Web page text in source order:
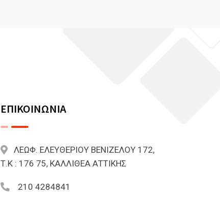
ΕΠΙΚΟΙΝΩΝΙΑ
ΛΕΩΦ. ΕΛΕΥΘΕΡΙΟΥ ΒΕΝΙΖΕΛΟΥ 172,
Τ.Κ : 176 75, ΚΑΛΛΙΘΕΑ ΑΤΤΙΚΗΣ
210 4284841